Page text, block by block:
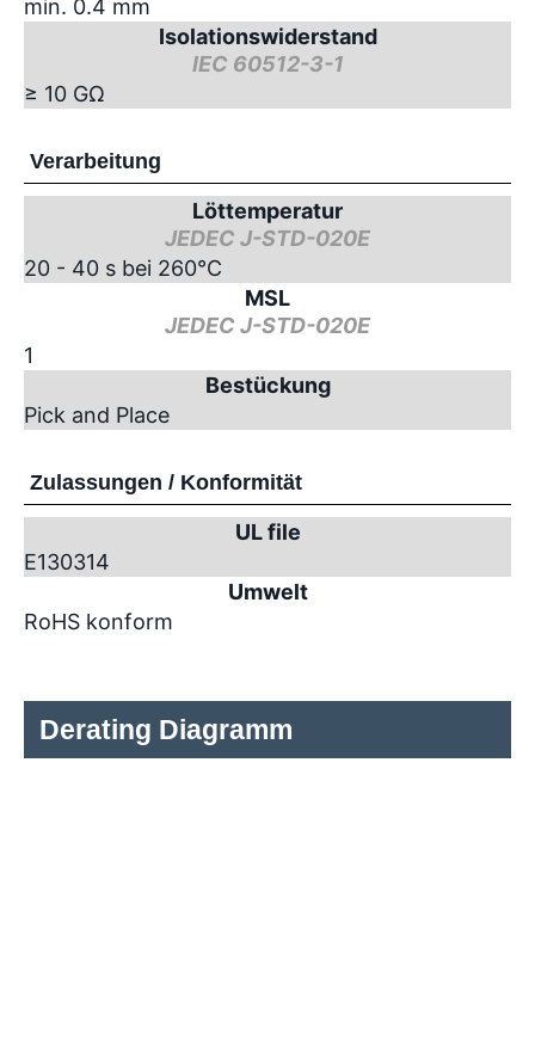
min. 0.4 mm
Isolationswiderstand
IEC 60512-3-1
≥ 10 GΩ
Verarbeitung
Löttemperatur
JEDEC J-STD-020E
20 - 40 s bei 260°C
MSL
JEDEC J-STD-020E
1
Bestückung
Pick and Place
Zulassungen / Konformität
UL file
E130314
Umwelt
RoHS konform
Derating Diagramm